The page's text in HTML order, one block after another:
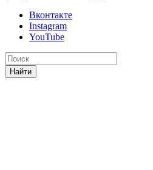
Вконтакте
Instagram
YouTube
Найти